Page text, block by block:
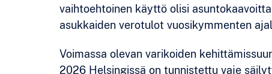
vaihtoehtoinen käyttö olisi
asukkaiden verotulot vuosikymmenten
Voimassa olevan varikoiden
2026 Helsingissä on tunnistettu vaje